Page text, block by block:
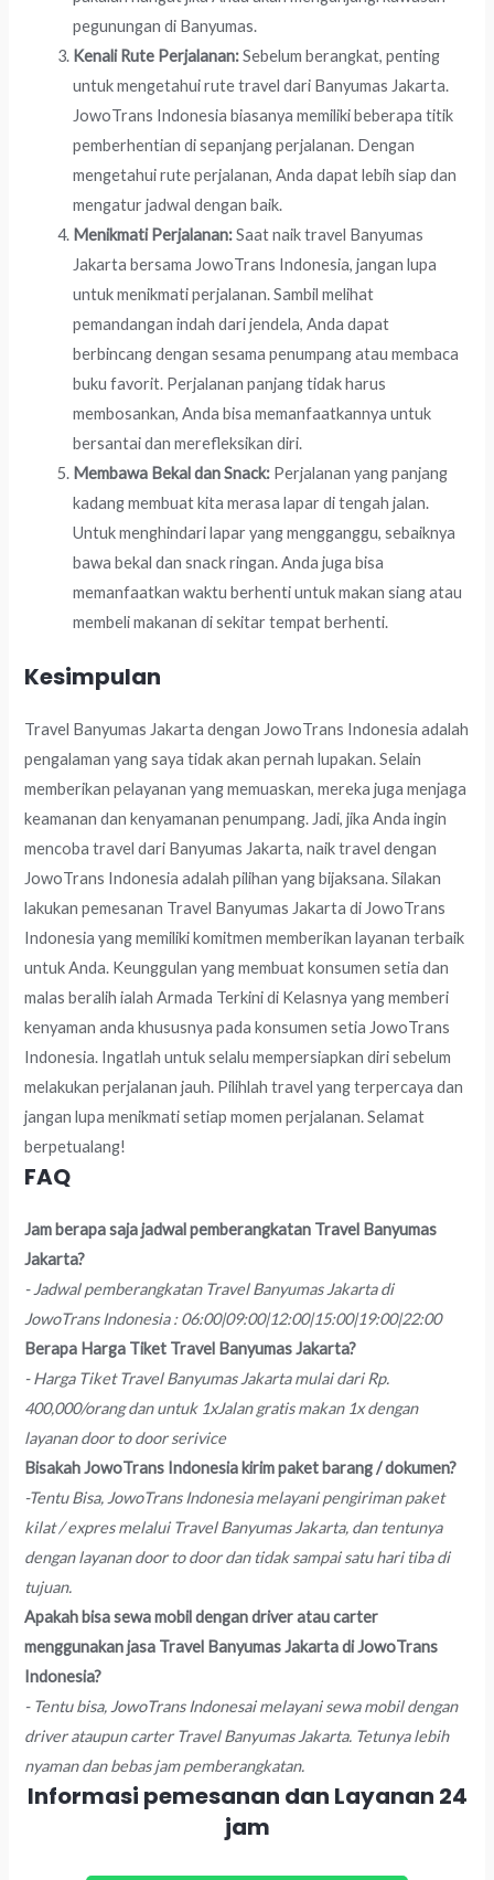
pegunungan di Banyumas.
Kenali Rute Perjalanan:Sebelum berangkat, penting
untuk mengetahui rute travel dari Banyumas Jakarta.
JowoTrans Indonesia biasanya memiliki beberapa titik
pemberhentian di sepanjang perjalanan. Dengan
mengetahui rute perjalanan, Anda dapat lebih siap dan
mengatur jadwal dengan baik.
Menikmati Perjalanan:Saat naik travel Banyumas
Jakarta bersama JowoTrans Indonesia, jangan lupa
untuk menikmati perjalanan. Sambil melihat
pemandangan indah dari jendela, Anda dapat
berbincang dengan sesama penumpang atau membaca
buku favorit. Perjalanan panjang tidak harus
membosankan, Anda bisa memanfaatkannya untuk
bersantai dan merefleksikan diri.
Membawa Bekal dan Snack: Perjalanan yang panjang
kadang membuat kita merasa lapar di tengah jalan.
Untuk menghindari lapar yang mengganggu, sebaiknya
bawa bekal dan snack ringan. Anda juga bisa
memanfaatkan waktu berhenti untuk makan siang atau
membeli makanan di sekitar tempat berhenti.
Kesimpulan
Travel Banyumas Jakarta dengan JowoTrans Indonesia adalah
pengalaman yang saya tidak akan pernah lupakan. Selain
memberikan pelayanan yang memuaskan, mereka juga menjaga
keamanan dan kenyamanan penumpang. Jadi, jika Anda ingin
mencoba travel dari Banyumas Jakarta, naik travel dengan
JowoTrans Indonesia adalah pilihan yang bijaksana. Silakan
lakukan pemesanan Travel Banyumas Jakarta di JowoTrans
Indonesia yang memiliki komitmen memberikan layanan terbaik
untuk Anda. Keunggulan yang membuat konsumen setia dan
malas beralih ialah Armada Terkini di Kelasnya yang memberi
kenyaman anda khususnya pada konsumen setia JowoTrans
Indonesia. Ingatlah untuk selalu mempersiapkan diri sebelum
melakukan perjalanan jauh. Pilihlah travel yang terpercaya dan
jangan lupa menikmati setiap momen perjalanan. Selamat
berpetualang!
FAQ
Jam berapa saja jadwal pemberangkatan Travel Banyumas
Jakarta?
- Jadwal pemberangkatan Travel Banyumas Jakarta di
JowoTrans Indonesia : 06:00|09:00|12:00|15:00|19:00|22:00
Berapa Harga Tiket Travel Banyumas Jakarta?
- Harga Tiket Travel Banyumas Jakarta mulai dari Rp.
400,000/orang dan untuk 1xJalan gratis makan 1x dengan
layanan door to door serivice
Bisakah JowoTrans Indonesia kirim paket barang / dokumen?
-Tentu Bisa, JowoTrans Indonesia melayani pengiriman paket
kilat / expres melalui Travel Banyumas Jakarta, dan tentunya
dengan layanan door to door dan tidak sampai satu hari tiba di
tujuan.
Apakah bisa sewa mobil dengan driver atau carter
menggunakan jasa Travel Banyumas Jakarta di JowoTrans
Indonesia?
- Tentu bisa, JowoTrans Indonesai melayani sewa mobil dengan
driver ataupun carter Travel Banyumas Jakarta. Tetunya lebih
nyaman dan bebas jam pemberangkatan.
Informasi pemesanan dan Layanan 24
jam